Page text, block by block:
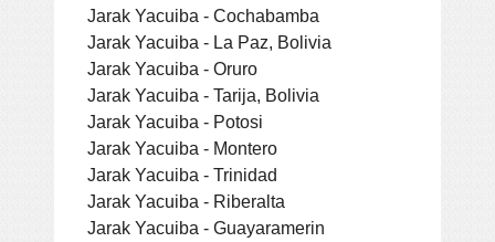
Jarak Yacuiba - Cochabamba
Jarak Yacuiba - La Paz, Bolivia
Jarak Yacuiba - Oruro
Jarak Yacuiba - Tarija, Bolivia
Jarak Yacuiba - Potosi
Jarak Yacuiba - Montero
Jarak Yacuiba - Trinidad
Jarak Yacuiba - Riberalta
Jarak Yacuiba - Guayaramerin